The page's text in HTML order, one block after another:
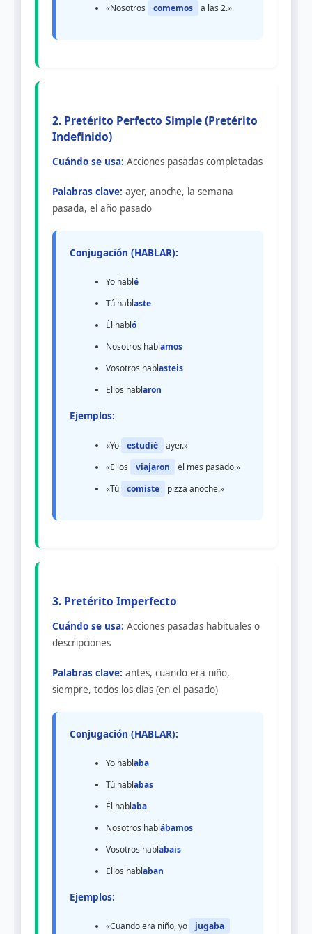
«Nosotros comemos a las 2.»
2. Pretérito Perfecto Simple (Pretérito
Indefinido)
Cuándo se usa: Acciones pasadas completadas
Palabras clave: ayer, anoche, la semana
pasada, el año pasado
Conjugación (HABLAR):
Yo hablé
Tú hablaste
Él habló
Nosotros hablamos
Vosotros hablasteis
Ellos hablaron
Ejemplos:
«Yo estudié
ayer.»
«Ellos
viajaron
el mes pasado.»
«Tú
comiste pizza anoche.»
3. Pretérito Imperfecto
Cuándo se usa: Acciones pasadas habituales o
descripciones
Palabras clave: antes, cuando era niño,
siempre, todos los días (en el pasado)
Conjugación (HABLAR):
Yo hablaba
Tú hablabas
Él hablaba
Nosotros hablábamos
Vosotros hablabais
Ellos hablaban
Ejemplos:
«Cuando era niño, yo
jugaba